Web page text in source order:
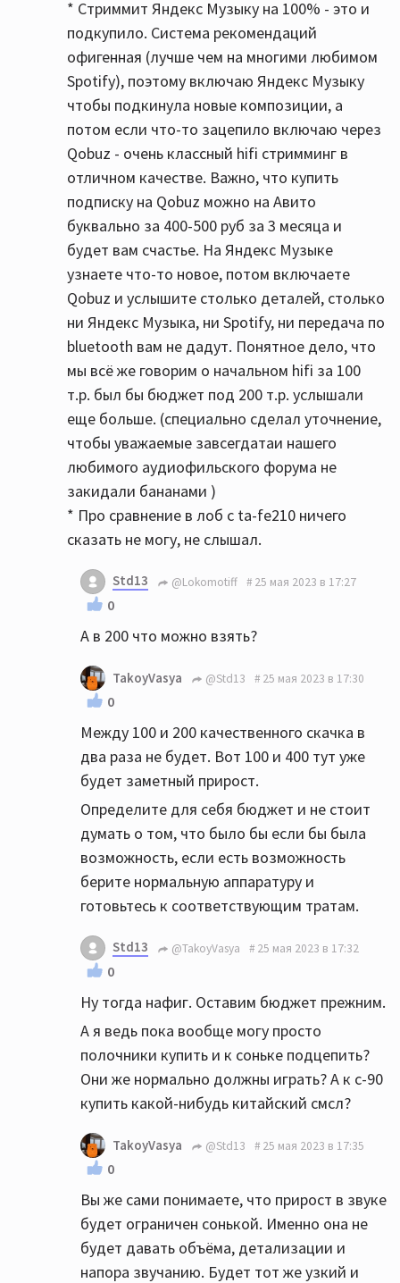
* Стриммит Яндекс Музыку на 100% - это и
подкупило. Система рекомендаций
офигенная (лучше чем на многими любимом
Spotify), поэтому включаю Яндекс Музыку
чтобы подкинула новые композиции, а
потом если что-то зацепило включаю через
Qobuz - очень классный hifi стримминг в
отличном качестве. Важно, что купить
подписку на Qobuz можно на Авито
буквально за 400-500 руб за 3 месяца и
будет вам счастье. На Яндекс Музыке
узнаете что-то новое, потом включаете
Qobuz и услышите столько деталей, столько
ни Яндекс Музыка, ни Spotify, ни передача по
bluetooth вам не дадут. Понятное дело, что
мы всё же говорим о начальном hifi за 100
т.р. был бы бюджет под 200 т.р. услышали
еще больше. (специально сделал уточнение,
чтобы уважаемые завсегдатаи нашего
любимого аудиофильского форума не
закидали бананами )
* Про сравнение в лоб с ta-fe210 ничего
сказать не могу, не слышал.
Std13 @Lokomotiff 25 мая 2023 в 17:27
0
А в 200 что можно взять?
TakoyVasya @Std13 25 мая 2023 в 17:30
0
Между 100 и 200 качественного скачка в
два раза не будет. Вот 100 и 400 тут уже
будет заметный прирост.
Определите для себя бюджет и не стоит
думать о том, что было бы если бы была
возможность, если есть возможность
берите нормальную аппаратуру и
готовьтесь к соответствующим тратам.
Std13 @TakoyVasya 25 мая 2023 в 17:32
0
Ну тогда нафиг. Оставим бюджет прежним.
А я ведь пока вообще могу просто
полочники купить и к соньке подцепить?
Они же нормально должны играть? А к с-90
купить какой-нибудь китайский смсл?
TakoyVasya @Std13 25 мая 2023 в 17:35
0
Вы же сами понимаете, что прирост в звуке
будет ограничен сонькой. Именно она не
будет давать объёма, детализации и
напора звучанию. Будет тот же узкий и